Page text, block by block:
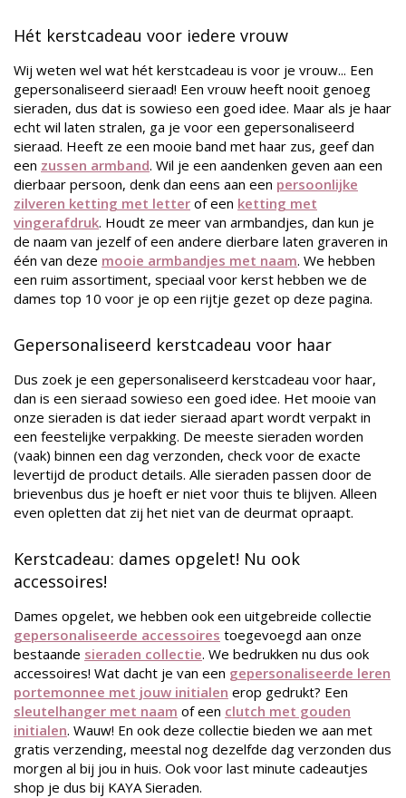
Hét kerstcadeau voor iedere vrouw
Wij weten wel wat hét kerstcadeau is voor je vrouw... Een
gepersonaliseerd sieraad! Een vrouw heeft nooit genoeg
sieraden, dus dat is sowieso een goed idee. Maar als je haar
echt wil laten stralen, ga je voor een gepersonaliseerd
sieraad. Heeft ze een mooie band met haar zus, geef dan
een zussen armband. Wil je een aandenken geven aan een
dierbaar persoon, denk dan eens aan een persoonlijke
zilveren ketting met letter of een ketting met
vingerafdruk. Houdt ze meer van armbandjes, dan kun je
de naam van jezelf of een andere dierbare laten graveren in
één van deze mooie armbandjes met naam. We hebben
een ruim assortiment, speciaal voor kerst hebben we de
dames top 10 voor je op een rijtje gezet op deze pagina.
Gepersonaliseerd kerstcadeau voor haar
Dus zoek je een gepersonaliseerd kerstcadeau voor haar,
dan is een sieraad sowieso een goed idee. Het mooie van
onze sieraden is dat ieder sieraad apart wordt verpakt in
een feestelijke verpakking. De meeste sieraden worden
(vaak) binnen een dag verzonden, check voor de exacte
levertijd de product details. Alle sieraden passen door de
brievenbus dus je hoeft er niet voor thuis te blijven. Alleen
even opletten dat zij het niet van de deurmat opraapt.
Kerstcadeau: dames opgelet! Nu ook
accessoires!
Dames opgelet, we hebben ook een uitgebreide collectie
gepersonaliseerde accessoires toegevoegd aan onze
bestaande sieraden collectie. We bedrukken nu dus ook
accessoires! Wat dacht je van een gepersonaliseerde leren
portemonnee met jouw initialen erop gedrukt? Een
sleutelhanger met naam of een clutch met gouden
initialen. Wauw! En ook deze collectie bieden we aan met
gratis verzending, meestal nog dezelfde dag verzonden dus
morgen al bij jou in huis. Ook voor last minute cadeautjes
shop je dus bij KAYA Sieraden.